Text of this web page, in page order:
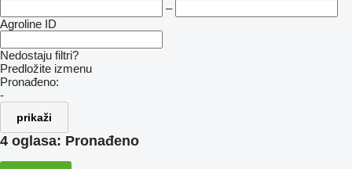
–
Agroline ID
Nedostaju filtri?
Predložite izmenu
Pronađeno:
-
prikaži
4 oglasa: Pronađeno